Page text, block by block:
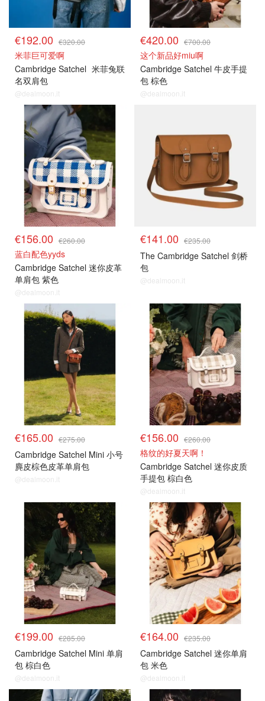
€192.00 €320.00
米菲巨可爱啊
Cambridge Satchel 米菲兔联
名双肩包
@dealmoon.it
€420.00 €700.00
这个新品好miu啊
Cambridge Satchel 牛皮手提
包 棕色
@dealmoon.it
€156.00 €260.00
蓝白配色yyds
Cambridge Satchel 迷你皮革
单肩包 紫色
@dealmoon.it
€141.00 €235.00
The Cambridge Satchel 剑桥
包
@dealmoon.it
€165.00 €275.00
Cambridge Satchel Mini 小号
麂皮棕色皮革单肩包
@dealmoon.it
€156.00 €260.00
格纹的好夏天啊！
Cambridge Satchel 迷你皮质
手提包 棕白色
@dealmoon.it
€199.00 €285.00
Cambridge Satchel Mini 单肩
包 棕白色
@dealmoon.it
€164.00 €235.00
Cambridge Satchel 迷你单肩
包 米色
@dealmoon.it